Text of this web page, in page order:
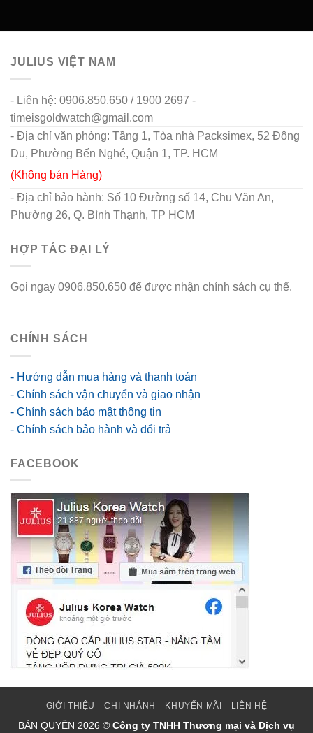
JULIUS VIỆT NAM
- Liên hệ: 0906.850.650 / 1900 2697 -
timeisgoldwatch@gmail.com
- Địa chỉ văn phòng: Tầng 1, Tòa nhà Packsimex, 52 Đông
Du, Phường Bến Nghé, Quận 1, TP. HCM
(Không bán Hàng)
- Địa chỉ bảo hành: Số 10 Đường số 14, Chu Văn An,
Phường 26, Q. Bình Thạnh, TP HCM
HỢP TÁC ĐẠI LÝ
Gọi ngay 0906.850.650 để được nhận chính sách cụ thể.
CHÍNH SÁCH
- Hướng dẫn mua hàng và thanh toán
- Chính sách vận chuyển và giao nhận
- Chính sách bảo mật thông tin
- Chính sách bảo hành và đổi trả
FACEBOOK
GIỚI THIỆU CHI NHÁNH KHUYẾN MÃI LIÊN HỆ
BẢN QUYỀN 2026 © Công ty TNHH Thương mại và Dịch vụ